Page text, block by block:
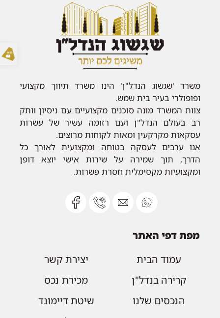
משרד 'שגשוג הנדל"ן' הינו משרד תיווך מקצועי
ופופולרי בעיר בית שמש.
צוות המשרד מונה סוכנים מקצועיים עם ניסיון וותק
רב בעולם הנדל"ן ועם רזומה עשיר של עשרות
עסקאות מקרקעין ומאות לקוחות מרוצים.
אנו ערבים לעסקה בטוחה ומקצועית לאורך כל
הדרך, תוך שמירה על שירות אישי יוצא דופן
ומקצועיות מקסימלית חסרת פשרות.
מפת דפי האתר
עמוד הבית
יצירת קשר
קרירה בנדל"ן
מכירת נכס
הנכסים שלנו
שיטת דיימונד